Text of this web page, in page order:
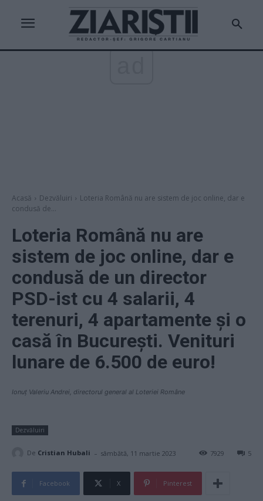
Acasă Dezvăluiri
Loteria Română nu are sistem de joc online, dar e
condusă de...
Loteria Română nu are
sistem de joc online, dar e
condusă de un director
PSD-ist cu 4 salarii, 4
terenuri, 4 apartamente și o
casă în București. Venituri
lunare de 6.500 de euro!
Ionuț Valeriu Andrei, directorul general al Loteriei Române
Dezvăluiri
De Cristian Hubali - sâmbătă, 11 martie 2023 5
7929
Facebook X Pinterest